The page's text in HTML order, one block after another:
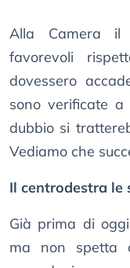
Alla Camera il
favorevoli
dovessero
sono verificate a
dubbio si
Vediamo che
Il centrodestra le
Già prima di
ma non spetta